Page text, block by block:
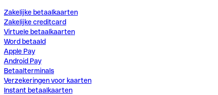
Zakelijke betaalkaarten
Zakelijke creditcard
Virtuele betaalkaarten
Word betaald
Apple Pay
Android Pay
Betaalterminals
Verzekeringen voor kaarten
Instant betaalkaarten